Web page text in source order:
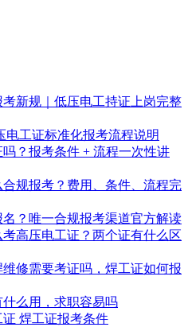
新规｜低压电工持证上岗完整
电工证标准化报考流程说明
？报考条件 + 流程一次性讲
规报考？费用、条件、流程完
？唯一合规报考渠道官方解读
高压电工证？两个证有什么区
修需要考证吗，焊工证如何报
什么用，求职容易吗
焊工证报考条件